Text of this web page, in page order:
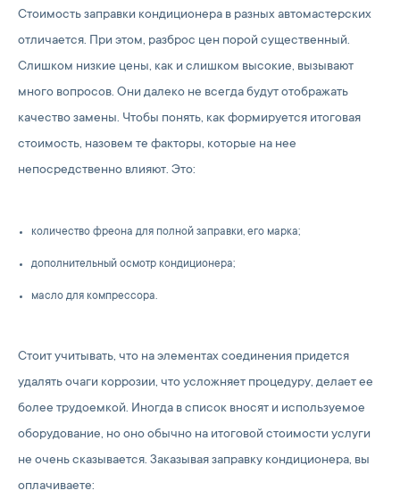
Стоимость заправки кондиционера в разных автомастерских
отличается. При этом, разброс цен порой существенный.
Слишком низкие цены, как и слишком высокие, вызывают
много вопросов. Они далеко не всегда будут отображать
качество замены. Чтобы понять, как формируется итоговая
стоимость, назовем те факторы, которые на нее
непосредственно влияют. Это:
количество фреона для полной заправки, его марка;
дополнительный осмотр кондиционера;
масло для компрессора.
Стоит учитывать, что на элементах соединения придется
удалять очаги коррозии, что усложняет процедуру, делает ее
более трудоемкой. Иногда в список вносят и используемое
оборудование, но оно обычно на итоговой стоимости услуги
не очень сказывается. Заказывая заправку кондиционера, вы
оплачиваете: